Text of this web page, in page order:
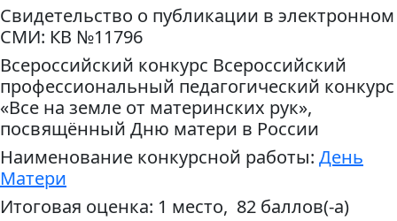
Свидетельство о публикации в электронном
СМИ: КВ №11796
Всероссийский конкурс Всероссийский
профессиональный педагогический конкурс
«Все на земле от материнских рук»,
посвящённый Дню матери в России
Наименование конкурсной работы: День
Матери
Итоговая оценка: 1 место, 82 баллов(-а)